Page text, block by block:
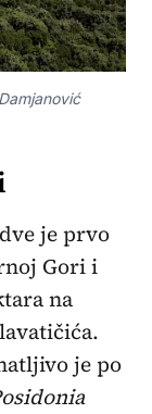
je prvo
Gori i
na
je po